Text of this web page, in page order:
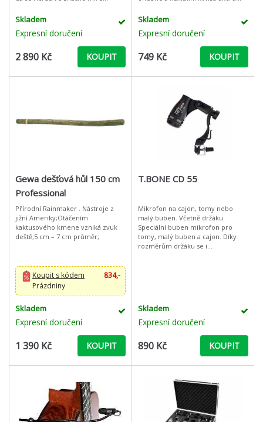
živého i studiového zvuku. Jsou
Skladem
Expresní doručení
2 890 Kč KOUPIT
hodí pro snímání dechových
Skladem
Expresní doručení
749 Kč KOUPIT
Gewa dešťová hůl 150 cm
Professional
Přírodní Rainmaker . Nástroje z
jižní Ameriky;Otáčením
kaktusového kmene vzniká zvuk
deště;5 cm – 7 cm průměr;
Koupit s kódem
834,-
Prázdniny
Skladem
Expresní doručení
1 390 Kč KOUPIT
T.BONE CD 55
Mikrofon na cajon, tomy nebo
malý buben. Včetně držáku.
Speciální buben mikrofon pro
tomy, malý buben a cajon. Díky
rozměrům držáku se i
Skladem
Expresní doručení
890 Kč KOUPIT